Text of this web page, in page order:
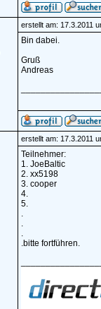
erstellt am: 17.3.2011
Bin dabei.
Gruß
Andreas
erstellt am: 17.3.2011
Teilnehmer:
1. JoeBaltic
2. xx5198
3. cooper
4.
5.
.
.
.
.bitte fortführen.